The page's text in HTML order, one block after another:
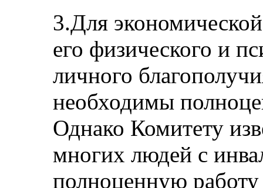
3.Для
его физического и
личного
необходимы
Однако Комитету
многих людей с
полноценную работу